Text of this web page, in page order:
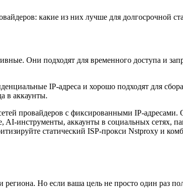
какие из них лучше для долгосрочной
Они подходят для временного доступа и
IP-адреса и хорошо подходят для
в аккаунты.
провайдеров с фиксированными IP-
AI-инструменты, аккаунты в социальных сетях,
статический ISP-прокси Nstproxy и
Но если ваша цель не просто один раз